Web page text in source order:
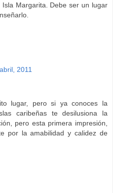
Margarita. Debe ser un lugar
2011
lugar, pero si ya conoces la
caribeñas te desilusiona la
pero esta primera impresión,
por la amabilidad y calidez de